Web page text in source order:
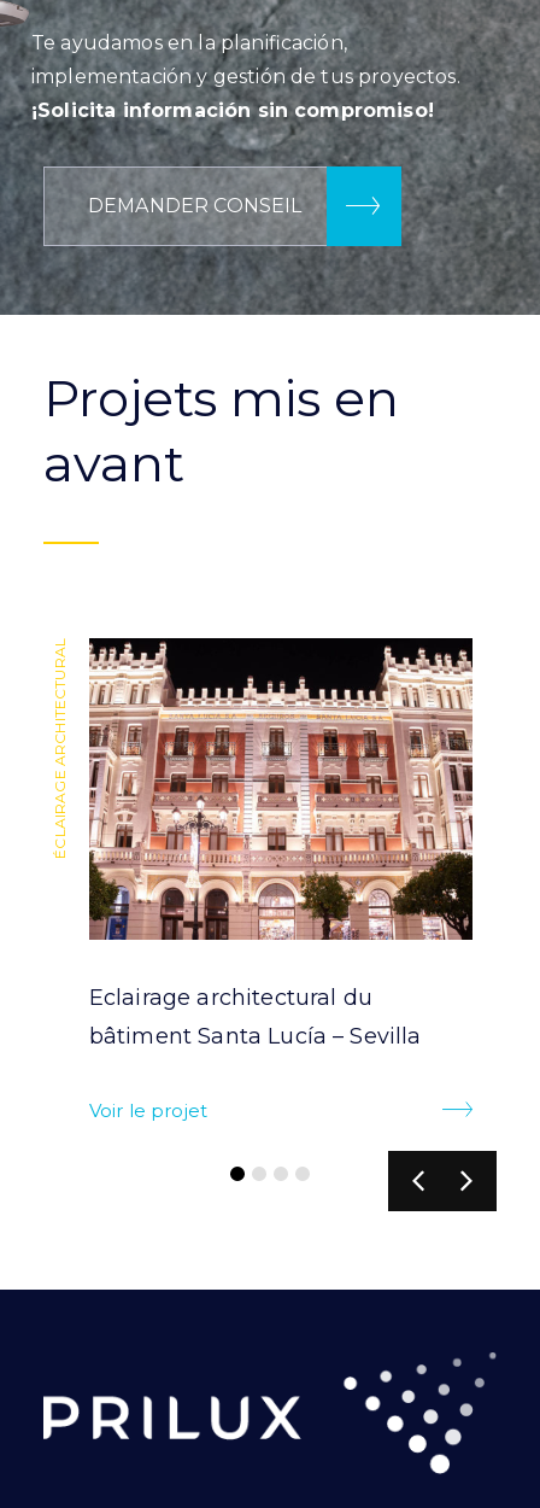
Te ayudamos en la planificación,
implementación y gestión de tus proyectos.
¡Solicita información sin compromiso!
DEMANDER CONSEIL
Projets mis en
avant
ÉCLAIRAGE ARCHITECTURAL
Eclairage architectural du
bâtiment Santa Lucía – Sevilla
Voir le projet